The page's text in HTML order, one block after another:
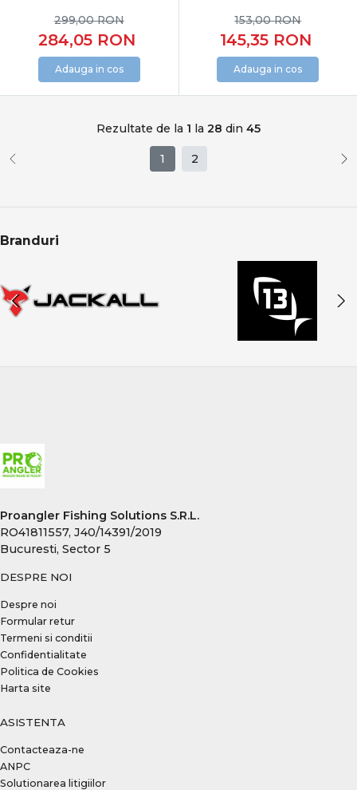
284,05 RON
299,00RON
Adauga in cos
145,35 RON
153,00RON
Adauga in cos
Rezultate de la 1 la 28 din 45
1 2
Branduri
Proangler Fishing Solutions S.R.L.
RO41811557, J40/14391/2019
Bucuresti, Sector 5
DESPRE NOI
Despre noi
Formular retur
Termeni si conditii
Confidentialitate
Politica de Cookies
Harta site
ASISTENTA
Contacteaza-ne
ANPC
Solutionarea litigiilor